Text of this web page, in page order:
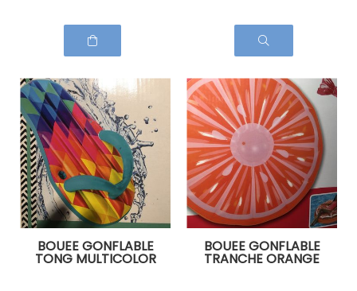
BOUEE GONFLABLE
TONG MULTICOLOR
BOUEE GONFLABLE
TRANCHE ORANGE